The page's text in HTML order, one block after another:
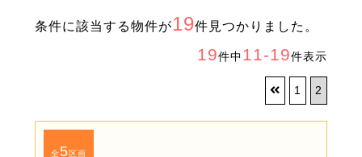
条件に該当する物件が19件見つかりました。
19件中11-19件表示
1 2
全5区画